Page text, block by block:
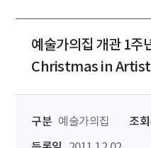
예술가의집 개관 1주
Christmas in
구분 예술가의집 조